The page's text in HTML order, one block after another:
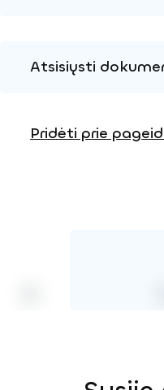
Atsisiųsti
Pridėti prie